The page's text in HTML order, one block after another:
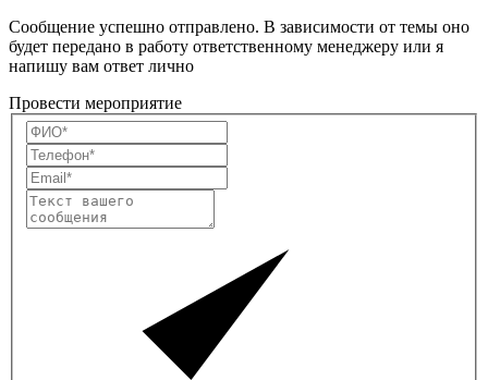
Сообщение успешно отправлено. В зависимости от темы оно
будет передано в работу ответственному менеджеру или я
напишу вам ответ лично
Провести мероприятие